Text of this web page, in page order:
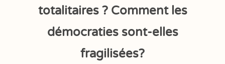
totalitaires ? Comment les
démocraties sont-elles
fragilisées?